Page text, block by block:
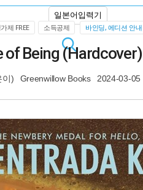
일본어입력기
제 FREE 소득공제 바인딩, 에디션 안내
of Being (Hardcover)
이) Greenwillow Books 2024-03-05